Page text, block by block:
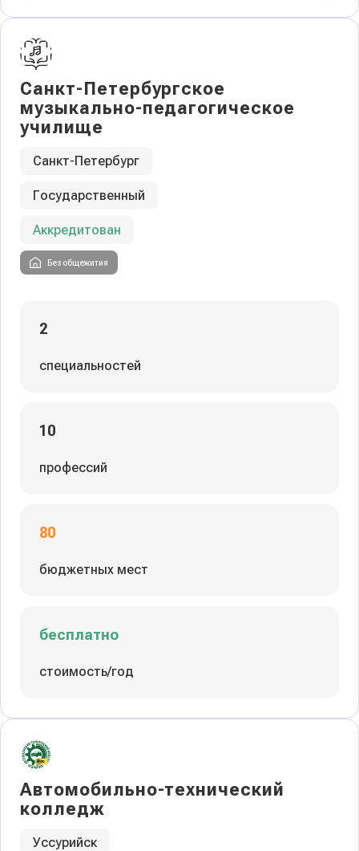
Санкт-Петербургское
музыкально-педагогическое
училище
Санкт-Петербург
Государственный
Аккредитован
Без общежития
2
специальностей
10
профессий
80
бюджетных мест
бесплатно
стоимость/год
Автомобильно-технический
колледж
Уссурийск